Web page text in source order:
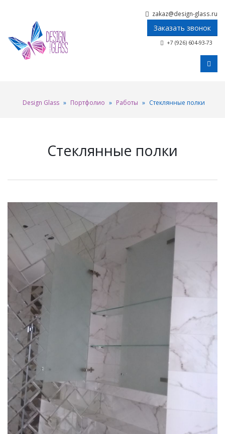
zakaz@design-glass.ru
Заказать звонок
+7 (926) 604-93-73
Design Glass » Портфолио » Работы » Стеклянные полки
Стеклянные полки